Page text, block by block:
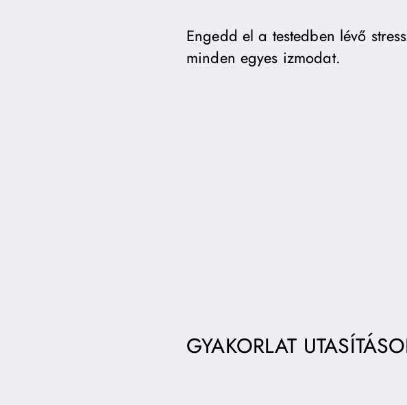
Engedd el a testedben lévő
minden egyes izmodat.
GYAKORLAT